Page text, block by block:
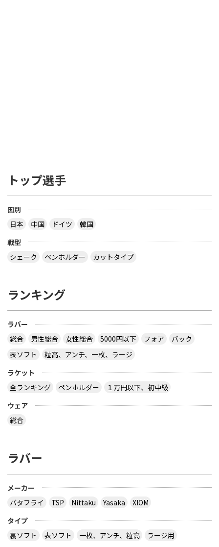
トップ選手
国別
日本
中国 ドイツ
韓国
戦型
シェーク
ペンホルダー カットタイプ
ランキング
ラバー
総合
男性総合 女性総合 5000円以下 フォア
バック
表ソフト
粒高、アンチ、一枚、ラージ
ラケット
全ランキング
ペンホルダー
１万円以下、初中級
ウェア
総合
ラバー
メーカー
バタフライ
TSP Nittaku Yasaka
XIOM
タイプ
裏ソフト
表ソフト 一枚、アンチ、粒高 ラージ用